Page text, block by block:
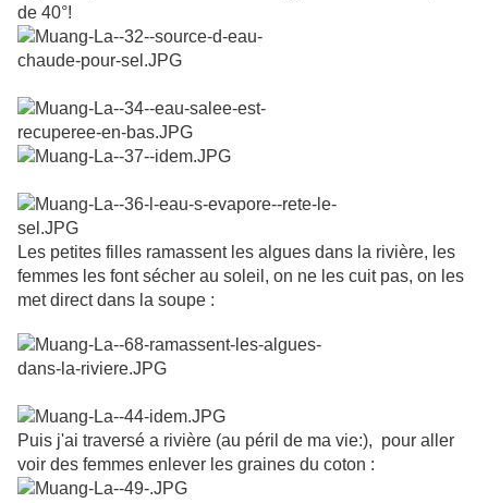
de 40°!
Les petites filles ramassent les algues dans la rivière, les
femmes les font sécher au soleil, on ne les cuit pas, on les
met direct dans la soupe :
Puis j'ai traversé a rivière (au péril de ma vie:), pour aller
voir des femmes enlever les graines du coton :